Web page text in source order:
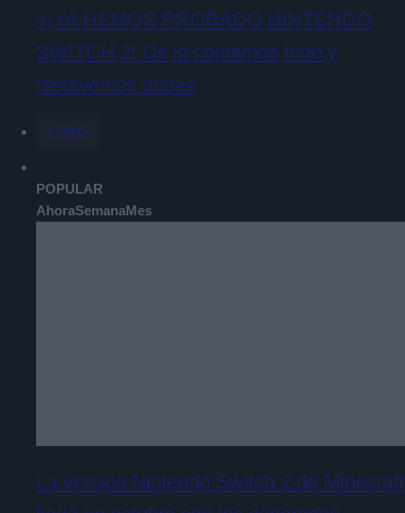
«¡YA HEMOS PROBADO NINTENDO
SWITCH 2! Os lo contamos todo y
resolvemos dudas
FORO
POPULAR
AhoraSemanaMes
La versión Nintendo Switch 2 de Minecraft